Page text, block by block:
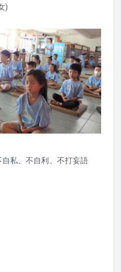
營
程表
動剪影
程表
)
私、不自利、不打妄語